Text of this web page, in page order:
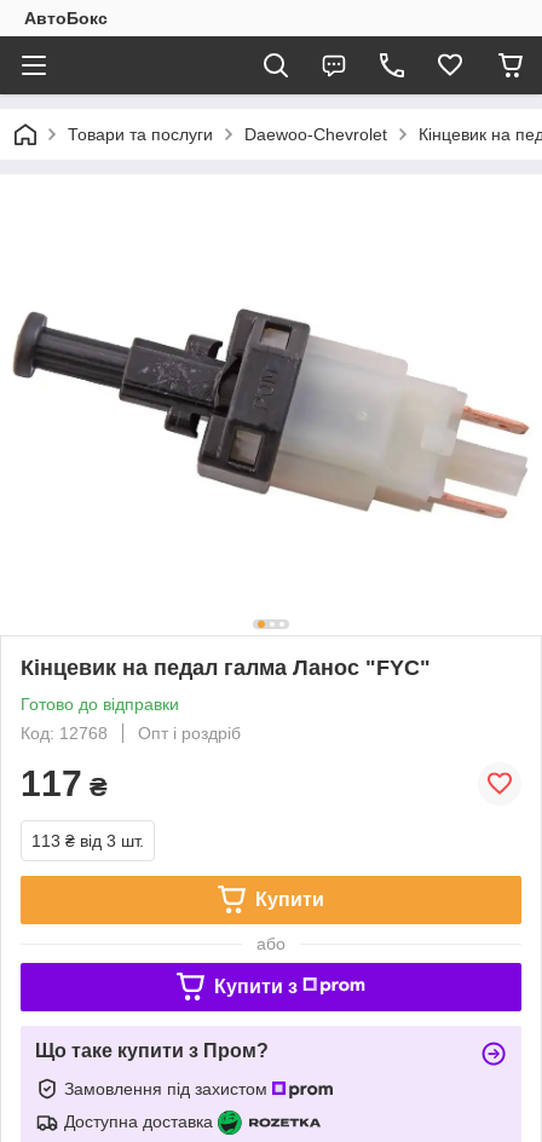
АвтоБокс
Товари та послуги Daewoo-Chevrolet Кінцевик на
Кінцевик на педал галма Ланос "FYC"
Готово до відправки
Код: 12768
Опт і роздріб
117 ₴
113 ₴ від 3 шт.
Купити
або
Купити з
Що таке купити з Пром?
Замовлення під захистом
Доступна доставка